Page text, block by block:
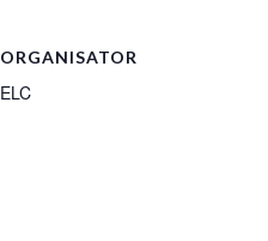
ORGANISATOR
ELC